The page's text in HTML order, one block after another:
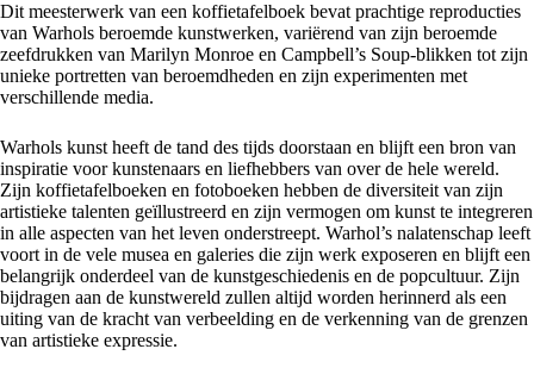
Dit meesterwerk van een koffietafelboek bevat prachtige reproducties
van Warhols beroemde kunstwerken, variërend van zijn beroemde
zeefdrukken van Marilyn Monroe en Campbell’s Soup-blikken tot zijn
unieke portretten van beroemdheden en zijn experimenten met
verschillende media.
Warhols kunst heeft de tand des tijds doorstaan en blijft een bron van
inspiratie voor kunstenaars en liefhebbers van over de hele wereld.
Zijn koffietafelboeken en fotoboeken hebben de diversiteit van zijn
artistieke talenten geïllustreerd en zijn vermogen om kunst te integreren
in alle aspecten van het leven onderstreept. Warhol’s nalatenschap leeft
voort in de vele musea en galeries die zijn werk exposeren en blijft een
belangrijk onderdeel van de kunstgeschiedenis en de popcultuur. Zijn
bijdragen aan de kunstwereld zullen altijd worden herinnerd als een
uiting van de kracht van verbeelding en de verkenning van de grenzen
van artistieke expressie.